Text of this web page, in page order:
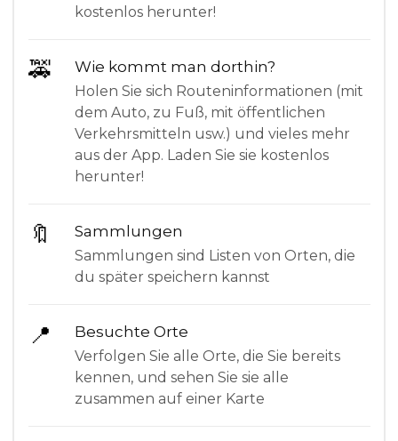
kostenlos herunter!
🚕 Wie kommt man dorthin?
Holen Sie sich Routeninformationen (mit
dem Auto, zu Fuß, mit öffentlichen
Verkehrsmitteln usw.) und vieles mehr
aus der App. Laden Sie sie kostenlos
herunter!
🔖 Sammlungen
Sammlungen sind Listen von Orten, die
du später speichern kannst
📍 Besuchte Orte
Verfolgen Sie alle Orte, die Sie bereits
kennen, und sehen Sie sie alle
zusammen auf einer Karte